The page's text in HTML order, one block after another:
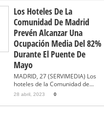
Los Hoteles De La
Comunidad De Madrid
Prevén Alcanzar Una
Ocupación Media Del 82%
Durante El Puente De
Mayo
MADRID, 27 (SERVIMEDIA) Los
hoteles de la Comunidad de...
28 abril, 2023 0